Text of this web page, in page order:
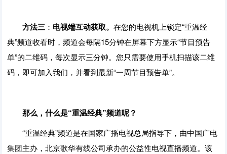
方法三 ： 电视端互动获取。在您的电视机上锁定“重温经
典”频道收看时，频道会每隔15分钟在屏幕下方显示“节目预告
单”的二维码，每次显示三分钟。您只需要使用手机扫描该二维
码，即可加入我们，并看到最新“一周节目预告单”。
那么，什么是“重温经典”频道呢？
“重温经典”频道是在国家广播电视总局指导下，由中国广电
集团主办，北京歌华有线公司承办的公益性电视直播频道。该